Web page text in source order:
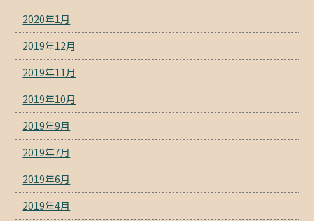
2020年1月
2019年12月
2019年11月
2019年10月
2019年9月
2019年7月
2019年6月
2019年4月